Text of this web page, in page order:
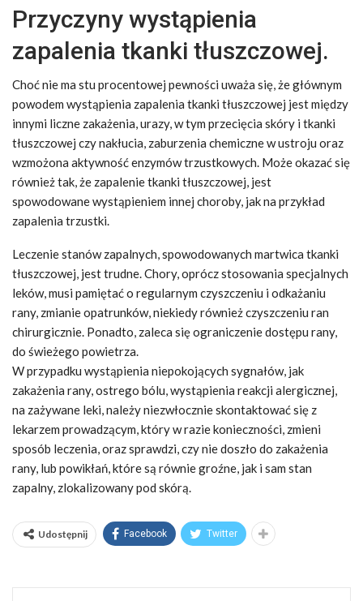
Przyczyny wystąpienia
zapalenia tkanki tłuszczowej.
Choć nie ma stu procentowej pewności uważa się, że głównym
powodem wystąpienia zapalenia tkanki tłuszczowej jest między
innymi liczne zakażenia, urazy, w tym przecięcia skóry i tkanki
tłuszczowej czy nakłucia, zaburzenia chemiczne w ustroju oraz
wzmożona aktywność enzymów trzustkowych. Może okazać się
również tak, że zapalenie tkanki tłuszczowej, jest
spowodowane wystąpieniem innej choroby, jak na przykład
zapalenia trzustki.
Leczenie stanów zapalnych, spowodowanych martwica tkanki
tłuszczowej, jest trudne. Chory, oprócz stosowania specjalnych
leków, musi pamiętać o regularnym czyszczeniu i odkażaniu
rany, zmianie opatrunków, niekiedy również czyszczeniu ran
chirurgicznie. Ponadto, zaleca się ograniczenie dostępu rany,
do świeżego powietrza.
W przypadku wystąpienia niepokojących sygnałów, jak
zakażenia rany, ostrego bólu, wystąpienia reakcji alergicznej,
na zażywane leki, należy niezwłocznie skontaktować się z
lekarzem prowadzącym, który w razie konieczności, zmieni
sposób leczenia, oraz sprawdzi, czy nie doszło do zakażenia
rany, lub powikłań, które są równie groźne, jak i sam stan
zapalny, zlokalizowany pod skórą.
Udostępnij Facebook Twitter